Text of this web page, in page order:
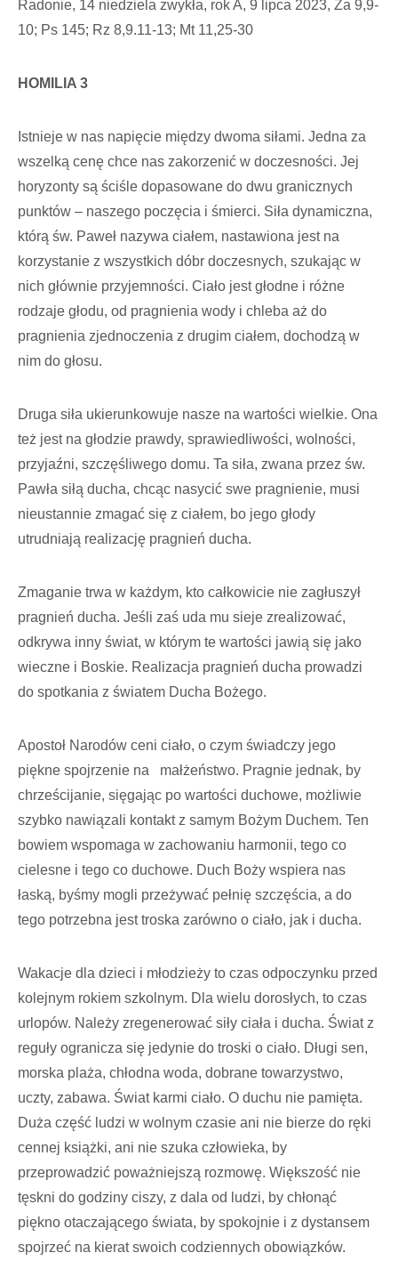
Radonie, 14 niedziela zwykła, rok A, 9 lipca 2023, Za 9,9-
10; Ps 145; Rz 8,9.11-13; Mt 11,25-30
HOMILIA 3
Istnieje w nas napięcie między dwoma siłami. Jedna za
wszelką cenę chce nas zakorzenić w doczesności. Jej
horyzonty są ściśle dopasowane do dwu granicznych
punktów – naszego poczęcia i śmierci. Siła dynamicz­na,
którą św. Paweł nazywa ciałem, nastawiona jest na
korzy­stanie z wszystkich dóbr doczesnych, szukając w
nich głów­nie przyjemności. Ciało jest głodne i różne
rodzaje głodu, od pragnienia wody i chleba aż do
pragnienia zjednoczenia z drugim ciałem, dochodzą w
nim do głosu.
Druga siła ukierunkowuje nasze na wartości wielkie. Ona
też jest na głodzie prawdy, sprawiedliwości, wolności,
przyjaźni, szczęśliwego domu. Ta siła, zwana przez św.
Pawła siłą ducha, chcąc nasycić swe pragnie­nie, musi
nieustannie zmagać się z ciałem, bo jego głody
utrudniają realizację pragnień ducha.
Zmaganie trwa w każdym, kto całkowicie nie zagłuszył
pragnień ducha. Jeśli zaś uda mu sieje zre­alizować,
odkrywa inny świat, w którym te wartości jawią się jako
wieczne i Boskie. Realizacja pra­gnień ducha prowadzi
do spotka­nia z światem Ducha Bożego.
Apostoł Narodów ceni ciało, o czym świadczy jego
piękne spojrzenie na małżeństwo. Pragnie jednak, by
chrześcijanie, sięgając po wartości duchowe, możliwie
szybko nawiązali kontakt z sa­mym Bożym Duchem. Ten
bo­wiem wspomaga w zachowaniu harmonii, tego co
cielesne i tego co duchowe. Duch Boży wspiera nas
łaską, byśmy mogli przeżywać pełnię szczęścia, a do
tego potrzebna jest troska zarówno o ciało, jak i ducha.
Wakacje dla dzieci i młodzieży to czas odpoczynku przed
kolejnym rokiem szkolnym. Dla wielu dorosłych, to czas
urlopów. Należy zregenerować siły ciała i ducha. Świat z
reguły ogranicza się jedynie do troski o ciało. Długi sen,
morska plaża, chłodna woda, dobrane towarzystwo,
uczty, zabawa. Świat karmi ciało. O duchu nie pamięta.
Duża część ludzi w wolnym czasie ani nie bierze do ręki
cennej książki, ani nie szuka człowieka, by
przeprowadzić poważniejszą rozmowę. Większość nie
tęskni do godziny ciszy, z dala od ludzi, by chłonąć
piękno otaczającego świata, by spokojnie i z dystansem
spojrzeć na kierat swoich codzien­nych obowiązków.